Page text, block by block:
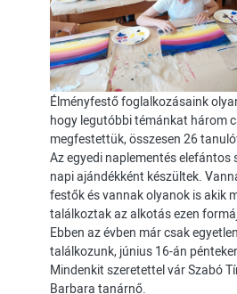
Élményfestő foglalkozásaink
hogy legutóbbi témánkat három
megfestettük, összesen 26
Az egyedi naplementés elefántos
napi ajándékként készültek.
festők és vannak olyanok is akik
találkoztak az alkotás ezen
Ebben az évben már csak
találkozunk, június 16-án
Mindenkit szeretettel vár Szabó
Barbara tanárnő.